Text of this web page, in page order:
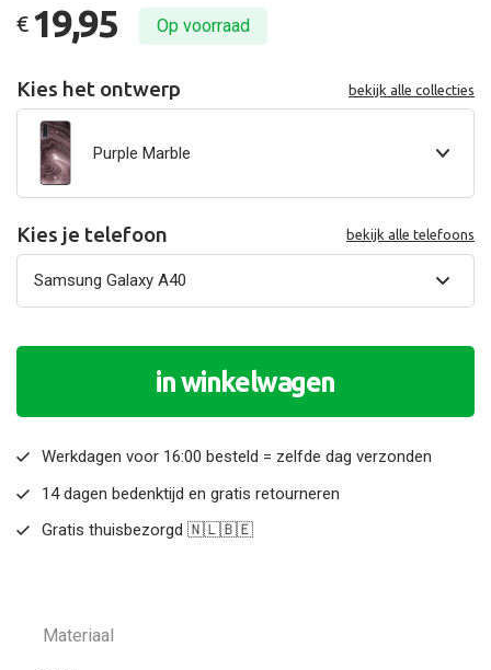
€ 19,95 Op voorraad
Kies het ontwerp bekijk alle collecties
Purple Marble
Kies je telefoon bekijk alle telefoons
in winkelwagen
Werkdagen voor 16:00 besteld = zelfde dag verzonden
14 dagen bedenktijd en gratis retourneren
Gratis thuisbezorgd 🇳🇱🇧🇪
Materiaal